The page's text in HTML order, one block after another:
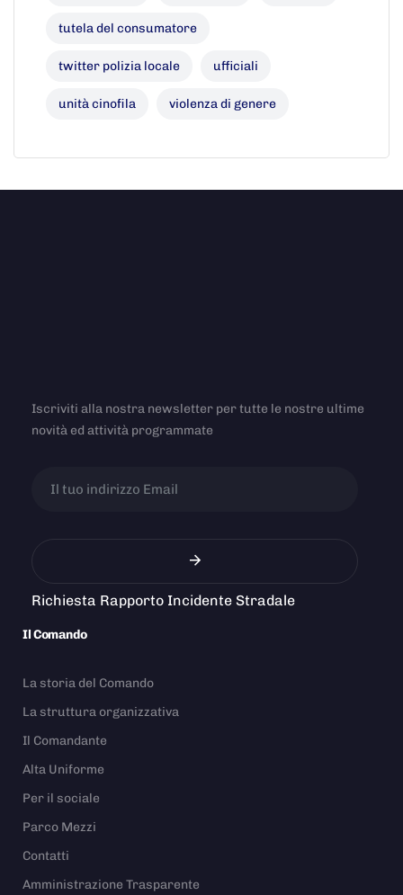
tutela del consumatore
twitter polizia locale ufficiali
unità cinofila violenza di genere
Iscriviti alla nostra newsletter per tutte le nostre ultime
novità ed attività programmate
Richiesta Rapporto Incidente Stradale
Il Comando
La storia del Comando
La struttura organizzativa
Il Comandante
Alta Uniforme
Per il sociale
Parco Mezzi
Contatti
Amministrazione Trasparente